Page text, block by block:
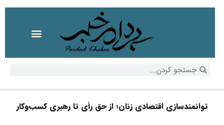
توانمندسازی اقتصادی زنان؛ از حق رأی تا رهبری کسب‌وکار